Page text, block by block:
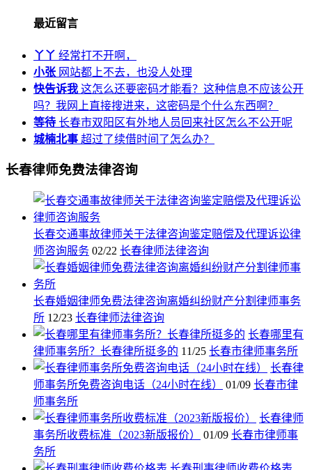
最近留言
丫丫 经常打不开啊，
小张 网站都上不去，也没人处理
快告诉我 这怎么还要密码才能看？这种信息不应该公开
吗？我网上直接搜进来，这密码是个什么东西啊？
等待 长春市双阳区有外地人员回来社区怎么不公开呢
城楠北事 超过了续借时间了怎么办？
长春律师免费法律咨询
长春交通事故律师关于法律咨询鉴定赔偿及代理诉讼律
师咨询服务 02/22 长春律师法律咨询
长春婚姻律师免费法律咨询离婚纠纷财产分割律师事务
所 12/23 长春律师法律咨询
长春哪里有
律师事务所？长春律所挺多的 11/25 长春市律师事务所
长春律
师事务所免费咨询电话（24小时在线）
01/09 长春市律
师事务所
长春律师
事务所收费标准（2023新版报价）
01/09 长春市律师事
务所